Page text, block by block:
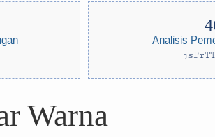
Analisis
Warna